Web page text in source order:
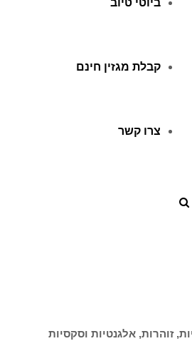
ביוטי טיוב
קבלת מגזין חינם
צרו קשר